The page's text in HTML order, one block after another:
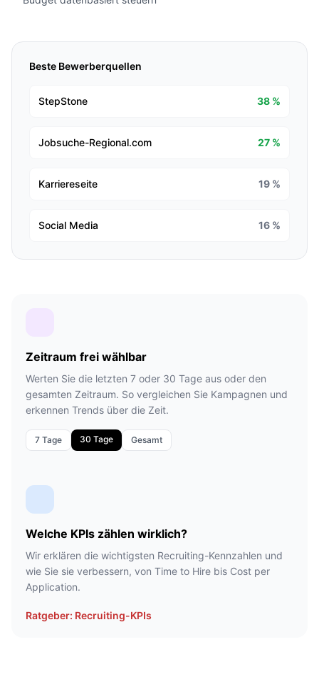
Beste Bewerberquellen
StepStone 38 %
Jobsuche-Regional.com 27 %
Karriereseite 19 %
Social Media 16 %
Zeitraum frei wählbar
Werten Sie die letzten 7 oder 30 Tage aus oder den
gesamten Zeitraum. So vergleichen Sie Kampagnen und
erkennen Trends über die Zeit.
7 Tage 30 Tage Gesamt
Welche KPIs zählen wirklich?
Wir erklären die wichtigsten Recruiting-Kennzahlen und
wie Sie sie verbessern, von Time to Hire bis Cost per
Application.
Ratgeber: Recruiting-KPIs